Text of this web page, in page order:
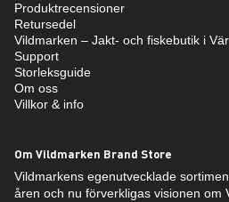
Produktrecensioner
Retursedel
Vildmarken – Jakt- och fiskebutik i
Support
Storleksguide
Om oss
Villkor & info
Om Vildmarken Brand Store
Vildmarkens egenutvecklade
åren och nu förverkligas visionen om